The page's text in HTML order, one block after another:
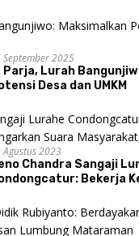
September 2025
Parja, Lurah
Desa dan UMKM
Agustus 2023
Chandra Sangaji
Bekerja
Syukuri Hasil